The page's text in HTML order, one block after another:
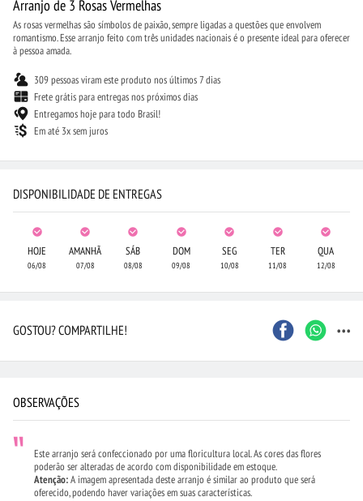
Arranjo de 3 Rosas Vermelhas
As rosas vermelhas são símbolos de paixão, sempre ligadas a questões que envolvem
romantismo. Esse arranjo feito com três unidades nacionais é o presente ideal para oferecer
à pessoa amada.
309 pessoas viram este produto nos últimos 7 dias
Frete grátis para entregas nos próximos dias
Entregamos hoje para todo Brasil!
Em até 3x sem juros
DISPONIBILIDADE DE ENTREGAS
HOJE
06/08
AMANHÃ
07/08
SÁB
08/08
DOM
09/08
SEG
10/08
TER
11/08
QUA
12/08
GOSTOU? COMPARTILHE! ...
OBSERVAÇÕES
Este arranjo será confeccionado por uma floricultura local. As cores das flores
poderão ser alteradas de acordo com disponibilidade em estoque.
Atenção:A imagem apresentada deste arranjo é similar ao produto que será
oferecido, podendo haver variações em suas características.